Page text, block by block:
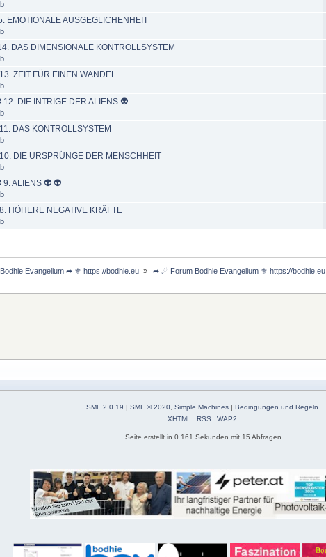
EMOTIONALE AUSGEGLICHENHEIT
DAS DIMENSIONALE KONTROLLSYSTEM
ZEIT FÜR EINEN WANDEL
DIE INTRIGE DER ALIENS 👽
DAS KONTROLLSYSTEM
DIE URSPRÜNGE DER MENSCHHEIT
ALIENS 👽 👽
HÖHERE NEGATIVE KRÄFTE
Evangelium ➦ ⚜ https://bodhie.eu » ➦ ☄ Forum Bodhie Evangelium ⚜ https://bodhie.eu
SMF 2.0.19 |SMF © 2020 ,Simple Machines |Bedingungen und Regeln
XHTML
RSS WAP2
Seite erstellt in 0.161 Sekunden mit 15 Abfragen.